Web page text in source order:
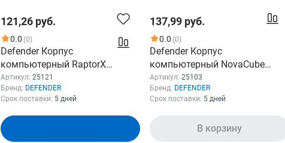
121,26 руб.
0.0 (0)
Defender Корпус
компьютерный RaptorX
черный, ATX, USB3.0, w/o fans
(25121)
Артикул: 25121
Бренд: DEFENDER
Срок поставки: 5 дней
137,99 руб.
0.0 (0)
Defender Корпус
компьютерный NovaCube
черный,mATX,3fan,switchM/BS
ync
Артикул: 25103
Бренд: DEFENDER
Срок поставки: 5 дней
В корзину